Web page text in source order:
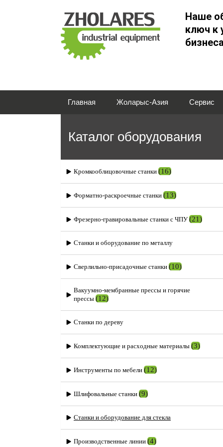
Наше
ключ к
бизнеса
Главная Жоларыс-Азия Сервис
Каталог оборудования
Кромкооблицовочные станки (16)
Форматно-раскроечные станки (13)
Фрезерно-гравировальные станки с ЧПУ (21)
Станки и оборудование по металлу
Сверлильно-присадочные станки (10)
Вакуумно-мембранные прессы и горячие
прессы (12)
Станки по дереву
Комплектующие и расходные материалы (3)
Инструменты по мебели (12)
Шлифовальные станки (9)
Станки и оборудование для стекла
Производственные линии (4)